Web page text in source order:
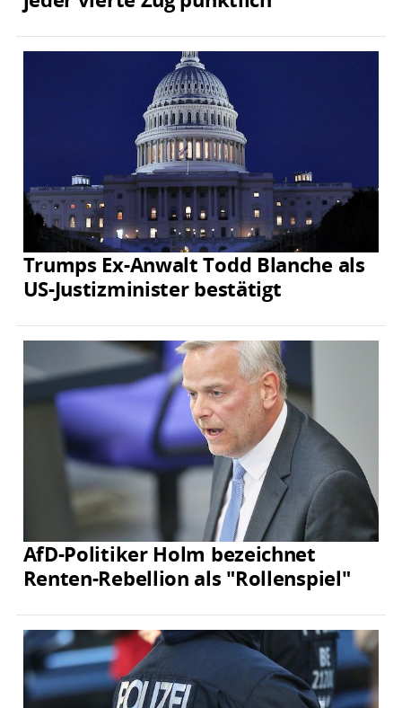
Trumps Ex-Anwalt Todd Blanche als
US-Justizminister bestätigt
AfD-Politiker Holm bezeichnet
Renten-Rebellion als "Rollenspiel"